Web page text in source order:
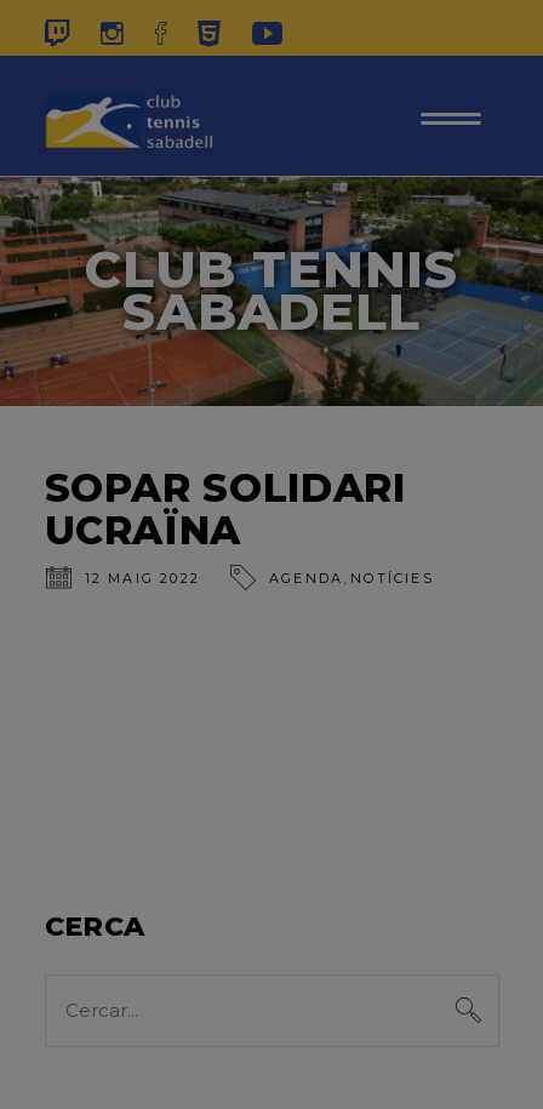
CLUB TENNIS
SABADELL
SOPAR SOLIDARI
UCRAÏNA
12 MAIG 2022 AGENDA NOTÍCIES
CERCA
for: